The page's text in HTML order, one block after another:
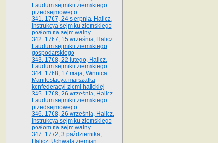
Laudum sejmiku ziemskiego
przedsejmowego
341. 1767, 24 sierpnia, Halicz.
Instrukcya sejmiku ziemskiego
posłom na sejm walny
342. 1767, 15 września, Halicz.
Laudum sejmiku ziemskiego
gospodarskiego
343. 1768, 22 lutego, Halicz.
Laudum sejmiku ziemskiego
344. 1768, 17 maja, Winnica.
Manifestacya marszałka
konfederacyi ziemi halickiej
345. 1768, 26 września, Halicz.
Laudum sejmiku ziemskiego
przedsejmowego
346. 1768, 26 września, Halicz.
Instrukcya sejmiku ziemskiego
posłom na sejm walny
347. 1772, 3 października,
Halicz. Uchwała ziemian